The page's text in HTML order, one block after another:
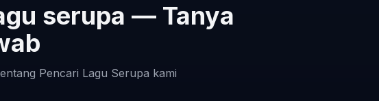
serupa — Tanya
Pencari Lagu Serupa kami